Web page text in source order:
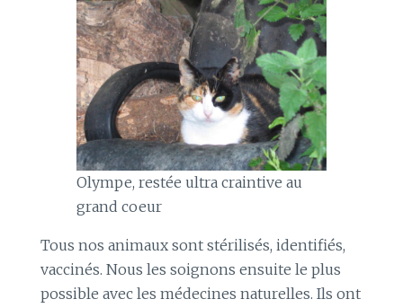
Olympe, restée ultra craintive au
grand coeur
Tous nos animaux sont stérilisés, identifiés,
vaccinés. Nous les soignons ensuite le plus
possible avec les médecines naturelles. Ils ont